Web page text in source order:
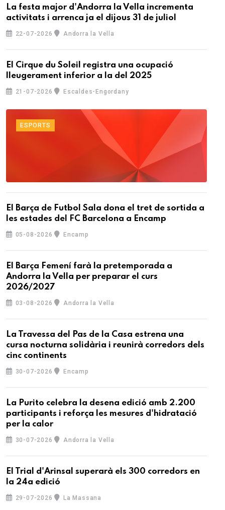
La festa major d'Andorra la Vella incrementa
activitats i arrenca ja el dijous 31 de juliol
22-07-2026 Andorra la Vella
El Cirque du Soleil registra una ocupació
lleugerament inferior a la del 2025
21-07-2026 Escaldes-Engordany
ESPORTS
El Barça de Futbol Sala dona el tret de sortida a
les estades del FC Barcelona a Encamp
05-08-2026 Encamp
El Barça Femení farà la pretemporada a
Andorra la Vella per preparar el curs
2026/2027
03-08-2026 Andorra la Vella
La Travessa del Pas de la Casa estrena una
cursa nocturna solidària i reunirà corredors dels
cinc continents
30-07-2026 Encamp
La Purito celebra la desena edició amb 2.200
participants i reforça les mesures d'hidratació
per la calor
30-07-2026 Andorra la Vella
El Trial d'Arinsal superarà els 300 corredors en
la 24a edició
29-07-2026 La Massana